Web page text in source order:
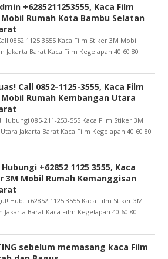
+6285211253555, Kaca Film
Rumah Kota Bambu Selatan
0852 1125 3555 Kaca Film Stiker 3M Mobil
Jakarta Barat Kaca Film Kegelapan 40 60 80
Call 0852-1125-3555, Kaca Film
Rumah Kembangan Utara
Hubungi 085-211-253-555 Kaca Film Stiker 3M
Jakarta Barat Kaca Film Kegelapan 40 60 80
+62852 1125 3555, Kaca
3M Mobil Rumah Kemanggisan
Hub. +62852 1125 3555 Kaca Film Stiker 3M
Barat Kaca Film Kegelapan 40 60 80
sebelum memasang kaca Film